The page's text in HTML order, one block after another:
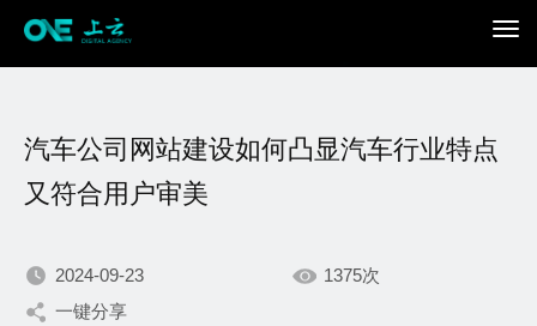
我们不断积累持续专注，
汽车公司网站建设如何凸显汽车行业特点
又符合用户审美
2024-09-23
1375次
一键分享